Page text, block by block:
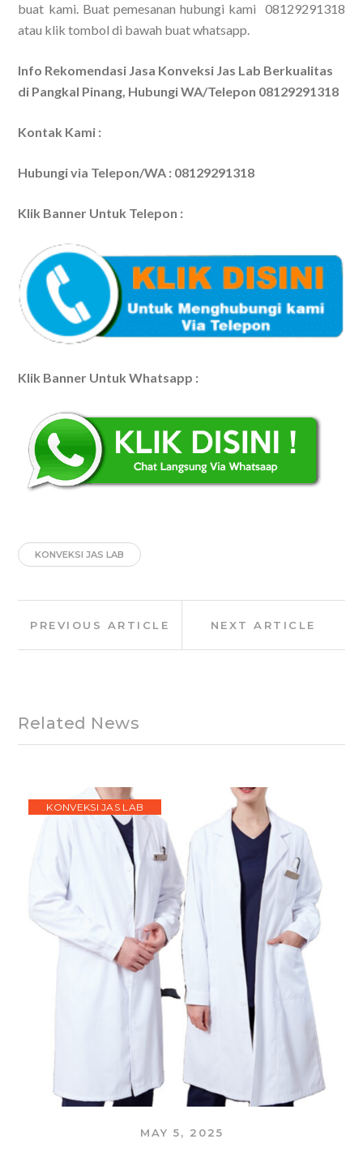
buat kami. Buat pemesanan hubungi kami 08129291318
atau klik tombol di bawah buat whatsapp.
Info Rekomendasi Jasa Konveksi Jas Lab Berkualitas
di Pangkal Pinang, Hubungi WA/Telepon 08129291318
Kontak Kami :
Hubungi via Telepon/WA : 08129291318
Klik Banner Untuk Telepon :
Klik Banner Untuk Whatsapp :
KONVEKSI JAS LAB
navigation
PREVIOUS ARTICLE NEXT ARTICLE
Related News
KONVEKSI JAS LAB
MAY 5, 2025